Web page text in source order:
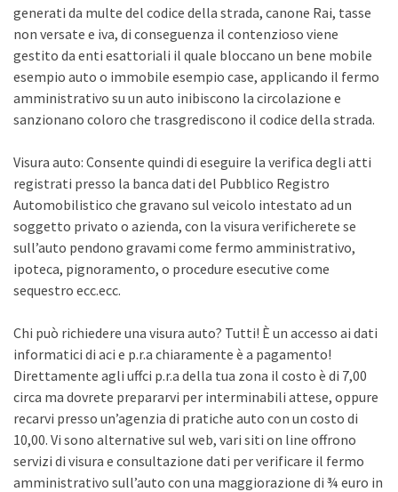
generati da multe del codice della strada, canone Rai, tasse
non versate e iva, di conseguenza il contenzioso viene
gestito da enti esattoriali il quale bloccano un bene mobile
esempio auto o immobile esempio case, applicando il fermo
amministrativo su un auto inibiscono la circolazione e
sanzionano coloro che trasgrediscono il codice della strada.
Visura auto: Consente quindi di eseguire la verifica degli atti
registrati presso la banca dati del Pubblico Registro
Automobilistico che gravano sul veicolo intestato ad un
soggetto privato o azienda, con la visura verificherete se
sull’auto pendono gravami come fermo amministrativo,
ipoteca, pignoramento, o procedure esecutive come
sequestro ecc.ecc.
Chi può richiedere una visura auto? Tutti! È un accesso ai dati
informatici di aci e p.r.a chiaramente è a pagamento!
Direttamente agli uffci p.r.a della tua zona il costo è di 7,00
circa ma dovrete prepararvi per interminabili attese, oppure
recarvi presso un’agenzia di pratiche auto con un costo di
10,00. Vi sono alternative sul web, vari siti on line offrono
servizi di visura e consultazione dati per verificare il fermo
amministrativo sull’auto con una maggiorazione di ¾ euro in